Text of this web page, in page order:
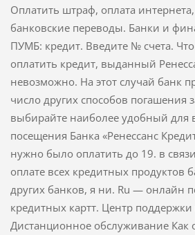
Оплатить штраф, оплата
банковские переводы. Банки и
ПУМБ: кредит. Введите № счета. Что
оплатить кредит, выданный
невозможно. На этот случай банк
число других способов погашения
выбирайте наиболее удобный для
посещения Банка «Ренессанс
нужно было оплатить до 19. в
оплате всех кредитных продуктов
других банков, я ни. Ru — онлайн
кредитных картт. Центр поддержки
Дистанционное обслуживание Как